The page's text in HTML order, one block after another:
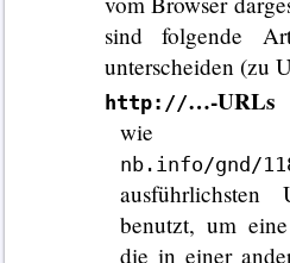
sind folgende
unterscheiden (zu
http://…-URLs
nb.info/gnd/
benutzt, um
die in einer